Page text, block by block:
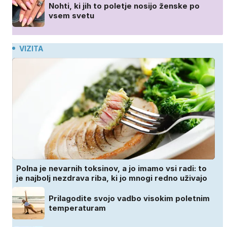
Nohti, ki jih to poletje nosijo ženske po
vsem svetu
VIZITA
Polna je nevarnih toksinov, a jo imamo vsi radi: to
je najbolj nezdrava riba, ki jo mnogi redno uživajo
Prilagodite svojo vadbo visokim poletnim
temperaturam